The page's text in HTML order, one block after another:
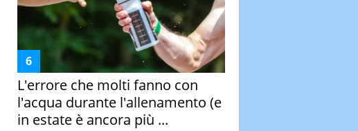
L'errore che molti fanno con
l'acqua durante l'allenamento (e
in estate è ancora più ...